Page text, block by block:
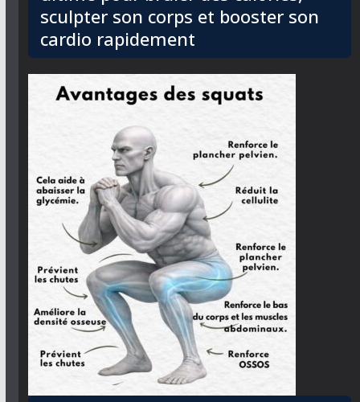
sculpter son corps et booster son
cardio rapidement